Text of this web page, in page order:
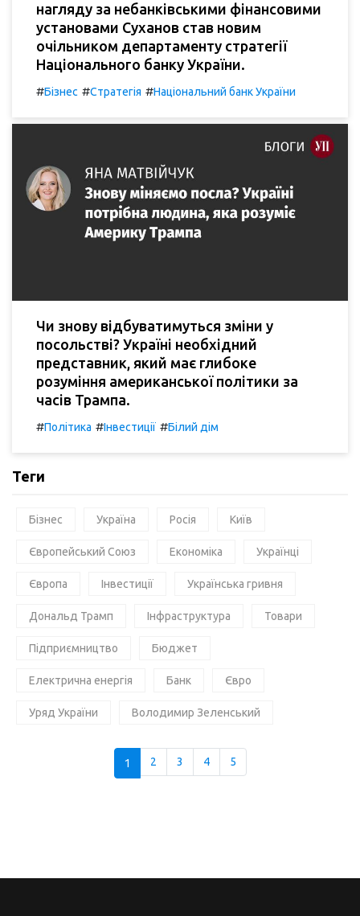
нагляду за небанківськими фінансовими
установами Суханов став новим
очільником департаменту стратегії
Національного банку України.
#Бізнес #Стратегія #Національний банк України
Чи знову відбуватимуться зміни у
посольстві? Україні необхідний
представник, який має глибоке
розуміння американської політики за
часів Трампа.
#Політика #Інвестиції #Білий дім
Теги
Бізнес Україна Росія Київ
Європейський Союз Економіка Українці
Європа Інвестиції Українська гривня
Дональд Трамп Інфраструктура Товари
Підприємництво Бюджет
Електрична енергія Банк Євро
Уряд України Володимир Зеленський
1 2 3 4 5